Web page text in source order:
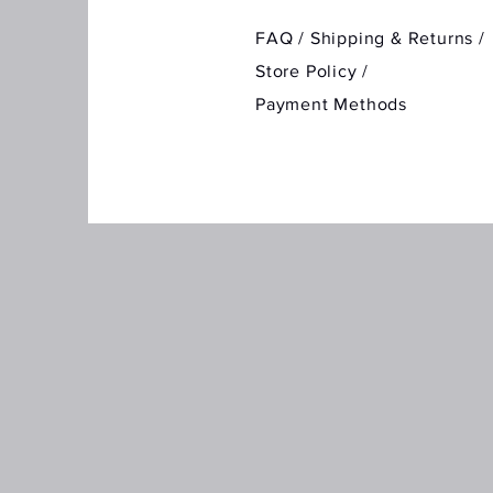
FAQ / Shipping & Returns /
Store Policy/
Payment Methods